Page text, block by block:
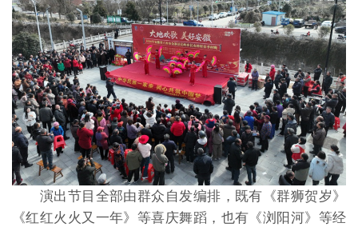
演出节目全部由群众自发编排，既有《群狮贺岁》
《红红火火又一年》等喜庆舞蹈，也有《浏阳河》等经